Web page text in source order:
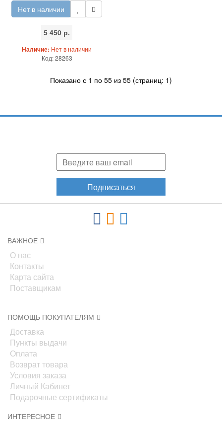
Нет в наличии
5 450 р.
Наличие: Нет в наличии
Код: 28263
Показано с 1 по 55 из 55 (страниц: 1)
Подписаться
ВАЖНОЕ
О нас
Контакты
Карта сайта
Поставщикам
ПОМОЩЬ ПОКУПАТЕЛЯМ
Доставка
Пункты выдачи
Оплата
Возврат товара
Условия заказа
Личный Кабинет
Подарочные сертификаты
ИНТЕРЕСНОЕ